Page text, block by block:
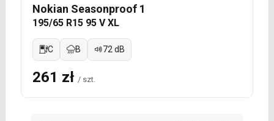
Nokian Seasonproof 1
195/65 R15 95 V XL
C B 72 dB
261 zł / szt.